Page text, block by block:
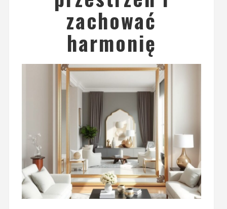
zachować
harmonię